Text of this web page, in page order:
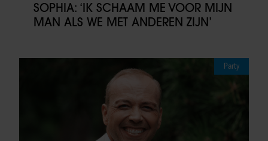
SOPHIA: ‘IK SCHAAM ME VOOR MIJN
MAN ALS WE MET ANDEREN ZIJN’
Party